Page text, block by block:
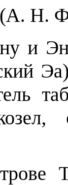
Н.
и